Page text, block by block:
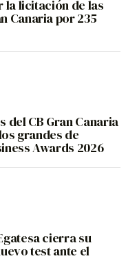
la licitación de las
Canaria por 235
del CB Gran Canaria
grandes de
Awards 2026
cierra su
test ante el